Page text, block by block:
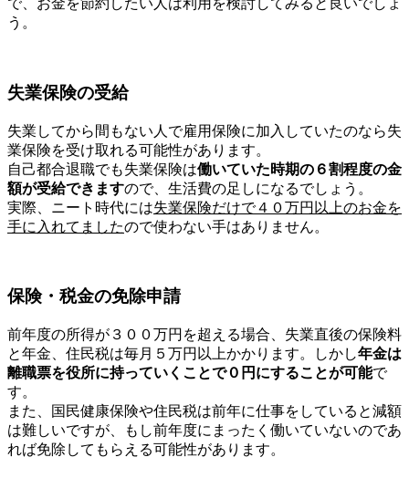
で、お金を節約したい人は利用を検討してみると良いでしょ
う。
失業保険の受給
失業してから間もない人で雇用保険に加入していたのなら失
業保険を受け取れる可能性があります。
自己都合退職でも失業保険は働いていた時期の６割程度の金
額が受給できますので、生活費の足しになるでしょう。
実際、ニート時代には失業保険だけで４０万円以上のお金を
手に入れてましたので使わない手はありません。
保険・税金の免除申請
前年度の所得が３００万円を超える場合、失業直後の保険料
と年金、住民税は毎月５万円以上かかります。しかし年金は
離職票を役所に持っていくことで０円にすることが可能で
す。
また、国民健康保険や住民税は前年に仕事をしていると減額
は難しいですが、もし前年度にまったく働いていないのであ
れば免除してもらえる可能性があります。